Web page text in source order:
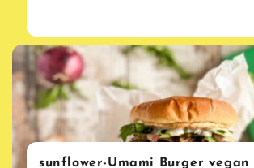
sunflower-Umami Burger vegan